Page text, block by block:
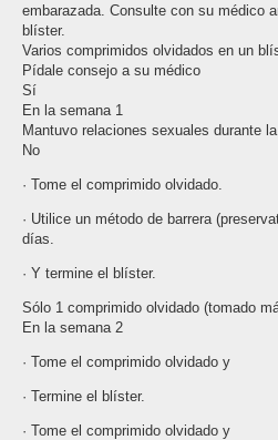
embarazada. Consulte con su médico
blíster.
Varios comprimidos olvidados en un
Pídale consejo a su médico
Sí
En la semana 1
Mantuvo relaciones sexuales durante
No
· Tome el comprimido olvidado.
· Utilice un método de barrera
días.
· Y termine el blíster.
Sólo 1 comprimido olvidado (tomado
En la semana 2
· Tome el comprimido olvidado y
· Termine el blíster.
· Tome el comprimido olvidado y